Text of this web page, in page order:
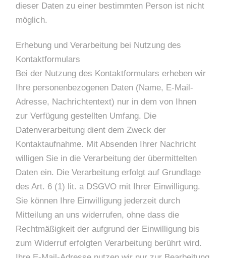
dieser Daten zu einer bestimmten Person ist nicht
möglich.
Erhebung und Verarbeitung bei Nutzung des
Kontaktformulars
Bei der Nutzung des Kontaktformulars erheben wir
Ihre personenbezogenen Daten (Name, E-Mail-
Adresse, Nachrichtentext) nur in dem von Ihnen
zur Verfügung gestellten Umfang. Die
Datenverarbeitung dient dem Zweck der
Kontaktaufnahme. Mit Absenden Ihrer Nachricht
willigen Sie in die Verarbeitung der übermittelten
Daten ein. Die Verarbeitung erfolgt auf Grundlage
des Art. 6 (1) lit. a DSGVO mit Ihrer Einwilligung.
Sie können Ihre Einwilligung jederzeit durch
Mitteilung an uns widerrufen, ohne dass die
Rechtmäßigkeit der aufgrund der Einwilligung bis
zum Widerruf erfolgten Verarbeitung berührt wird.